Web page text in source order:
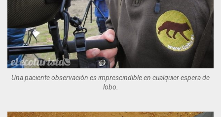
Una paciente observación es imprescindible en cualquier espera de
lobo.